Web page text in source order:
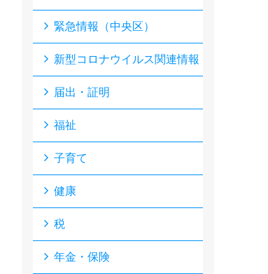
緊急情報（中央区）
新型コロナウイルス関連情報
届出・証明
福祉
子育て
健康
税
年金・保険